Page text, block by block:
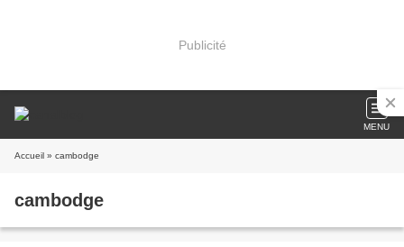
Publicité
MENU
Accueil » cambodge
cambodge